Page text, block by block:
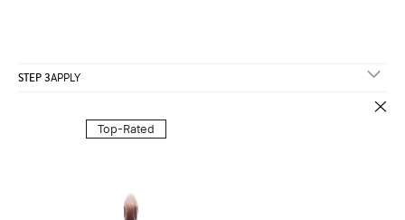
STEP 3APPLY
Top-Rated